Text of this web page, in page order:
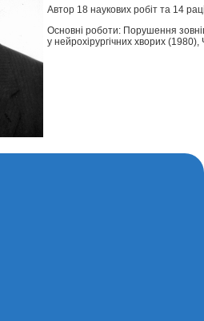
Автор 18 наукових робіт та 14
Основні роботи: Порушення
у нейрохірургічних хворих